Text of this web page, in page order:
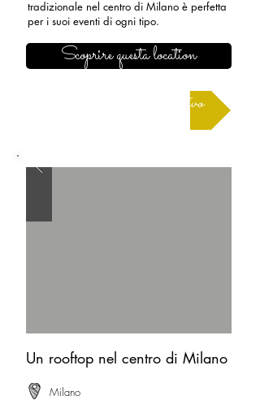
tradizionale nel centro di Milano è perfetta
per i suoi eventi di ogni tipo.
Scoprire questa location
Richiedere un preventivo
Un rooftop nel centro di Milano
Milano